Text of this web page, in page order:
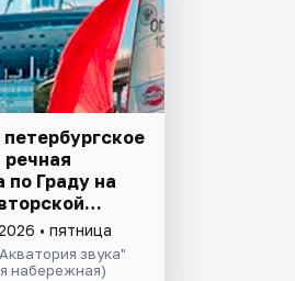
речная
пo Граду на
и живой
тёплом
• пятница
звука"
набережная)